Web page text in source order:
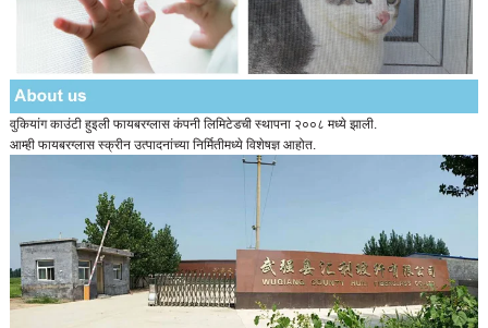
वुकियांग काउंटी हुइली फायबरग्लास कंपनी लिमिटेडची स्थापना २००८ मध्ये झाली.
आम्ही फायबरग्लास स्क्रीन उत्पादनांच्या निर्मितीमध्ये विशेषज्ञ आहोत.